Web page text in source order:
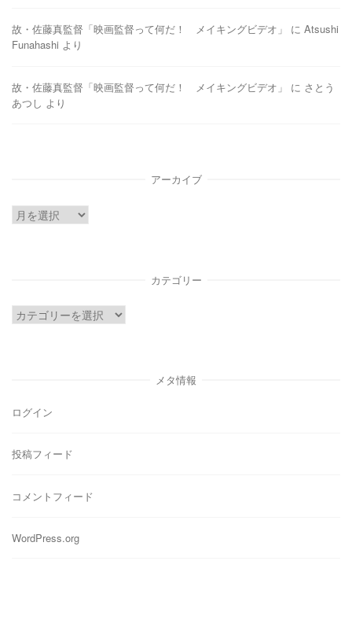
故・佐藤真監督「映画監督って何だ！ メイキングビデオ」 に Atsushi
Funahashi より
故・佐藤真監督「映画監督って何だ！ メイキングビデオ」 に さとう
あつし より
アーカイブ
ア
カテゴリー
カ
メタ情報
ログイン
投稿フィード
コメントフィード
WordPress.org